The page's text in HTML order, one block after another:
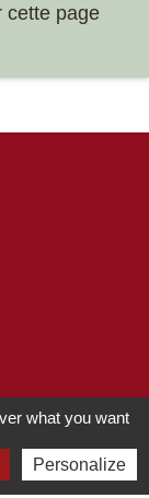
cette page
what you want
Personalize